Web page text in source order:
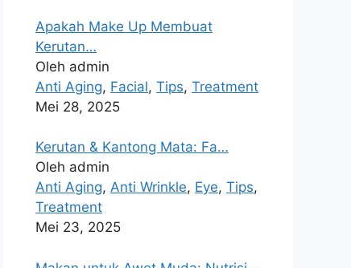
Apakah Make Up Membuat
Kerutan…
Oleh admin
Anti Aging, Facial, Tips, Treatment
Mei 28, 2025
Kerutan & Kantong Mata: Fa…
Oleh admin
Anti Aging, Anti Wrinkle, Eye, Tips,
Treatment
Mei 23, 2025